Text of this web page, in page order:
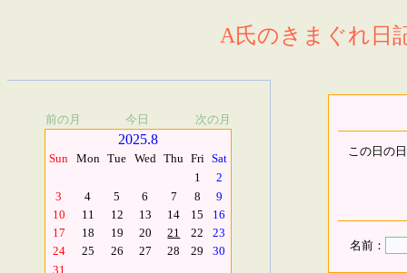
A氏のきまぐれ日
前の月 今日 次の月
2025.8
Sun Mon Tue Wed Thu Fri Sat
1
2
3
4 5 6 7 8
9
10
11 12 13 14 15
16
17
18 19 20 21 22
23
24
25 26 27 28 29
30
31
この日の
名前：